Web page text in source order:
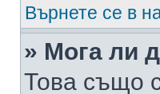
Върнете се в
» Мога ли
Това също